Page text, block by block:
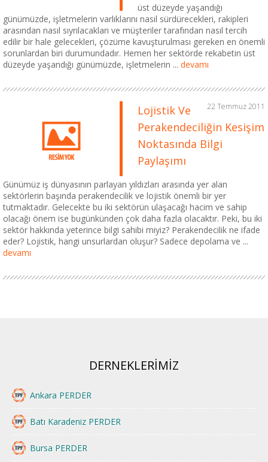
üst düzeyde yaşandığı
günümüzde, işletmelerin varlıklarını nasıl sürdürecekleri, rakipleri
arasından nasıl sıyrılacakları ve müşteriler tarafından nasıl tercih
edilir bir hale gelecekleri, çözüme kavuşturulması gereken en önemli
sorunlardan biri durumundadır. Hemen her sektörde rekabetin üst
düzeyde yaşandığı günümüzde, işletmelerin ... devamı
22 Temmuz 2011
Lojistik Ve
Perakendeciliğin Kesişim
Noktasında Bilgi
Paylaşımı
Günümüz iş dünyasının parlayan yıldızları arasında yer alan
sektörlerin başında perakendecilik ve lojistik önemli bir yer
tutmaktadır. Gelecekte bu iki sektörün ulaşacağı hacim ve sahip
olacağı önem ise bugünkünden çok daha fazla olacaktır. Peki, bu iki
sektör hakkında yeterince bilgi sahibi miyiz? Perakendecilik ne ifade
eder? Lojistik, hangi unsurlardan oluşur? Sadece depolama ve ...
devamı
DERNEKLERİMİZ
Ankara PERDER
Batı Karadeniz PERDER
Bursa PERDER